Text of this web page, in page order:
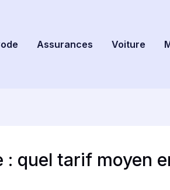
Assurances Voiture
quel tarif moyen